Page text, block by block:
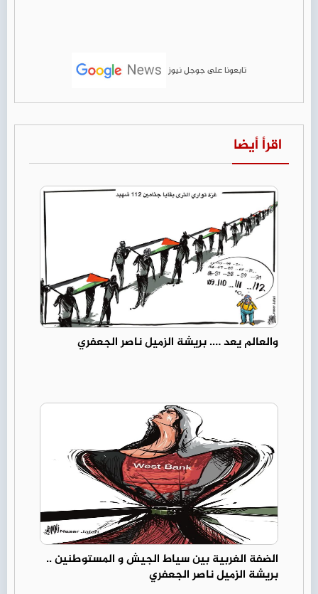
تابعونا على جوجل نيوز
اقرأ أيضا
والعالم يعد …. بريشة الزميل ناصر الجعفري
الضفة الغربية بين سياط الجيش و المستوطنين ..
بريشة الزميل ناصر الجعفري